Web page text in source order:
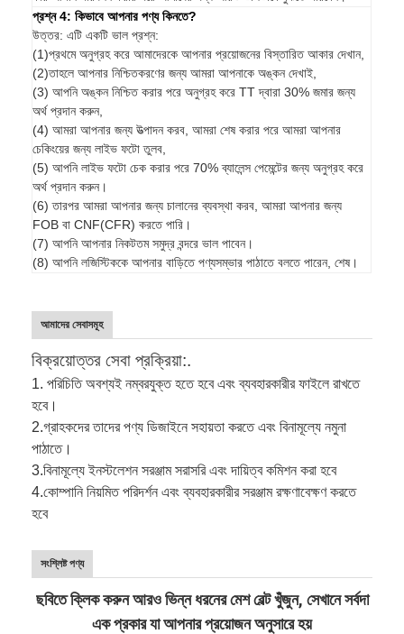
প্রশ্ন 4: কিভাবে আপনার পণ্য কিনতে?
উত্তর: এটি একটি ভাল প্রশ্ন:
(1)প্রথমে অনুগ্রহ করে আমাদেরকে আপনার প্রয়োজনের বিস্তারিত আকার দেখান,
(2)তাহলে আপনার নিশ্চিতকরণের জন্য আমরা আপনাকে অঙ্কন দেখাই,
(3) আপনি অঙ্কন নিশ্চিত করার পরে অনুগ্রহ করে TT দ্বারা 30% জমার জন্য
অর্থ প্রদান করুন,
(4) আমরা আপনার জন্য উত্পাদন করব, আমরা শেষ করার পরে আমরা আপনার
চেকিংয়ের জন্য লাইভ ফটো তুলব,
(5) আপনি লাইভ ফটো চেক করার পরে 70% ব্যালেন্স পেমেন্টের জন্য অনুগ্রহ করে
অর্থ প্রদান করুন।
(6) তারপর আমরা আপনার জন্য চালানের ব্যবস্থা করব, আমরা আপনার জন্য
FOB বা CNF(CFR) করতে পারি।
(7) আপনি আপনার নিকটতম সমুদ্র বন্দরে ভাল পাবেন।
(8) আপনি লজিস্টিককে আপনার বাড়িতে পণ্যসম্ভার পাঠাতে বলতে পারেন, শেষ।
আমাদের সেবাসমূহ
বিক্রয়োত্তর সেবা প্রক্রিয়া:.
1. পরিচিতি অবশ্যই নম্বরযুক্ত হতে হবে এবং ব্যবহারকারীর ফাইলে রাখতে
হবে।
2.গ্রাহকদের তাদের পণ্য ডিজাইনে সহায়তা করতে এবং বিনামূল্যে নমুনা
পাঠাতে।
3.বিনামূল্যে ইনস্টলেশন সরঞ্জাম সরাসরি এবং দায়িত্ব কমিশন করা হবে
4.কোম্পানি নিয়মিত পরিদর্শন এবং ব্যবহারকারীর সরঞ্জাম রক্ষণাবেক্ষণ করতে
হবে
সংশ্লিষ্ট পণ্য
ছবিতে ক্লিক করুন আরও ভিন্ন ধরনের মেশ বেল্ট খুঁজুন, সেখানে সর্বদা
এক প্রকার যা আপনার প্রয়োজন অনুসারে হয়